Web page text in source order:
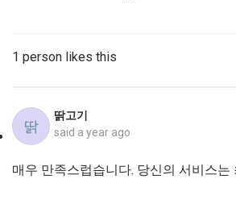
1 person likes this
딹
딹고기
said a year ago
매우 만족스럽습니다. 당신의 서비스는